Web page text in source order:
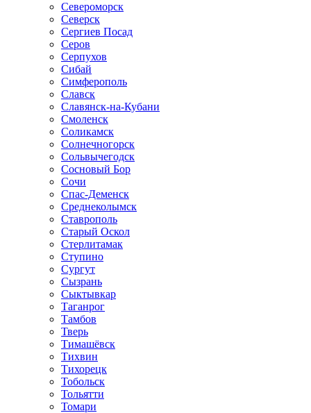
Североморск
Северск
Сергиев Посад
Серов
Серпухов
Сибай
Симферополь
Славск
Славянск-на-Кубани
Смоленск
Соликамск
Солнечногорск
Сольвычегодск
Сосновый Бор
Сочи
Спас-Деменск
Среднеколымск
Ставрополь
Старый Оскол
Стерлитамак
Ступино
Сургут
Сызрань
Сыктывкар
Таганрог
Тамбов
Тверь
Тимашёвск
Тихвин
Тихорецк
Тобольск
Тольятти
Томари